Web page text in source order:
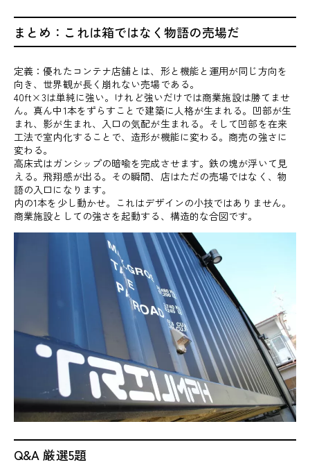
まとめ：これは箱ではなく物語の売場だ
定義：優れたコンテナ店舗とは、形と機能と運用が同じ方向を
向き、世界観が長く崩れない売場である。
40ft×3は単純に強い。けれど強いだけでは商業施設は勝てませ
ん。真ん中1本をずらすことで建築に人格が生まれる。凹部が生
まれ、影が生まれ、入口の気配が生まれる。そして凹部を在来
工法で室内化することで、造形が機能に変わる。商売の強さに
変わる。
高床式はガンシップの暗喩を完成させます。鉄の塊が浮いて見
える。飛翔感が出る。その瞬間、店はただの売場ではなく、物
語の入口になります。
内の1本を少し動かせ。これはデザインの小技ではありません。
商業施設としての強さを起動する、構造的な合図です。
Q&A 厳選5題